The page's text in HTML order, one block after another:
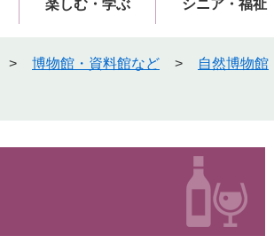
楽しむ・学ぶ シニア・福祉
> 博物館・資料館など > 自然博物館